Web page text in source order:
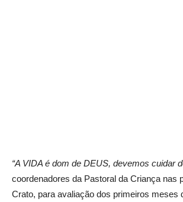
“A VIDA é dom de DEUS, devemos cuidar
coordenadores da Pastoral da Criança nas
Crato, para avaliação dos primeiros meses